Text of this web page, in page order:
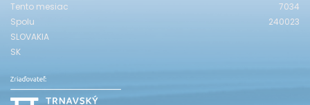
Tento mesiac
7034
Spolu
240023
SLOVAKIA
SK